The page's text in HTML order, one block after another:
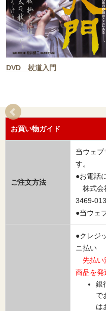
DVD 杖道入門
お買い物ガイド
ご注文方法
当ウェブ
す。
●お電話
株式会
3469-
●当ウェ
●クレジ
ニ払い
先払い
商品を発
銀
で
は